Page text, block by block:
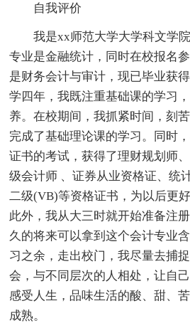
自我评价
我是xx师范大学大学科文学
专业是金融统计，同时在校报名
是财务会计与审计，现已毕业获
学四年，我既注重基础课的学习
养。在校期间，我抓紧时间，刻
完成了基础理论课的学习。同时
证书的考试，获得了理财规划师
级会计师 、证券从业资格证、统
二级(VB)等资格证书，为以后更
此外，我从大三时就开始准备注
久的将来可以拿到这个会计专业
习之余，走出校门，我尽量去捕
会，与不同层次的人相处，让自
感受人生，品味生活的酸、甜、
成熟。